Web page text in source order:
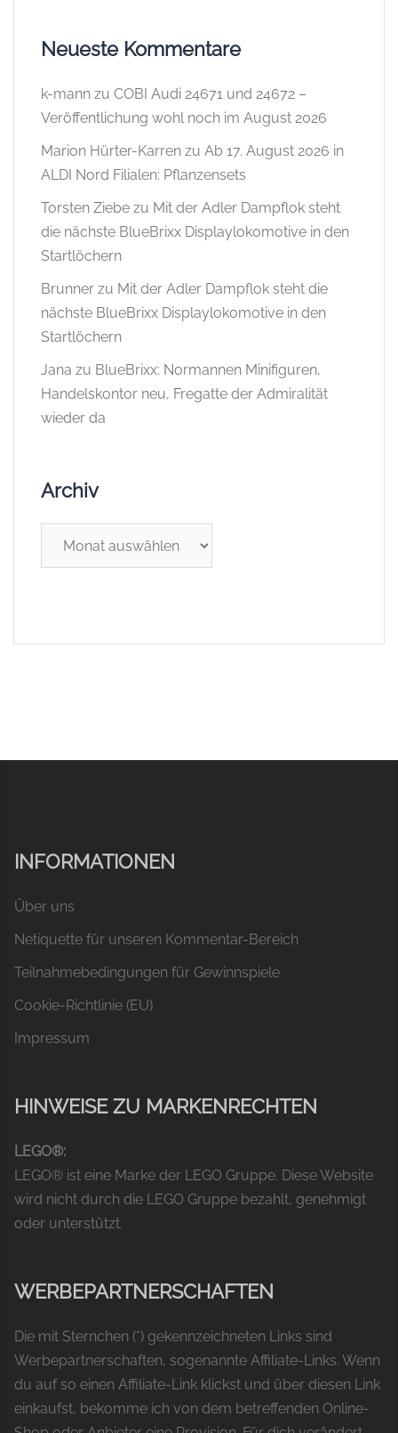
Neueste Kommentare
k-mann zu COBI Audi 24671 und 24672 –
Veröffentlichung wohl noch im August 2026
Marion Hürter-Karren zu Ab 17. August 2026 in
ALDI Nord Filialen: Pflanzensets
Torsten Ziebe zu Mit der Adler Dampflok steht
die nächste BlueBrixx Displaylokomotive in den
Startlöchern
Brunner zu Mit der Adler Dampflok steht die
nächste BlueBrixx Displaylokomotive in den
Startlöchern
Jana zu BlueBrixx: Normannen Minifiguren,
Handelskontor neu, Fregatte der Admiralität
wieder da
Archiv
INFORMATIONEN
Über uns
Netiquette für unseren Kommentar-Bereich
Teilnahmebedingungen für Gewinnspiele
Cookie-Richtlinie (EU)
Impressum
HINWEISE ZU MARKENRECHTEN
LEGO®:
LEGO® ist eine Marke der LEGO Gruppe. Diese Website
wird nicht durch die LEGO Gruppe bezahlt, genehmigt
oder unterstützt.
WERBEPARTNERSCHAFTEN
Die mit Sternchen (*) gekennzeichneten Links sind
Werbepartnerschaften, sogenannte Affiliate-Links. Wenn
du auf so einen Affiliate-Link klickst und über diesen Link
einkaufst, bekomme ich von dem betreffenden Online-